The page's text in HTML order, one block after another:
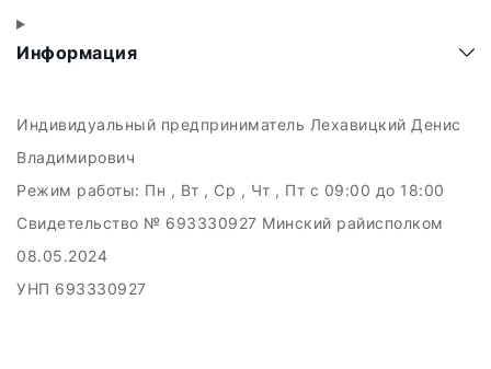
Информация
Индивидуальный предприниматель Лехавицкий Денис
Владимирович
Режим работы: Пн , Вт , Ср , Чт , Пт c 09:00 до 18:00
Свидетельство № 693330927 Минский райисполком
08.05.2024
УНП 693330927